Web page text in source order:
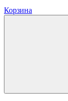
Корзина